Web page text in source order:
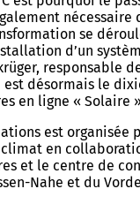
nécessaire
se
d’un
responsable
est désormais le
en ligne « Solaire
est organisée
en
et le centre de
Nahe et du